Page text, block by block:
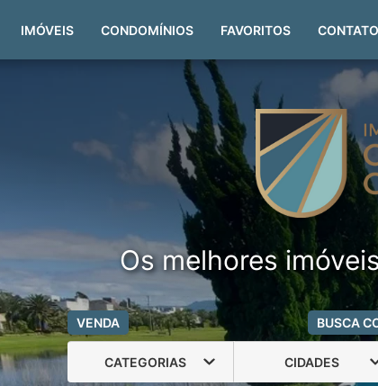
IMÓVEIS CONDOMÍNIOS FAVORITOS CONTATO
Os melhores
VENDA BUSCA
CATEGORIAS CIDADES